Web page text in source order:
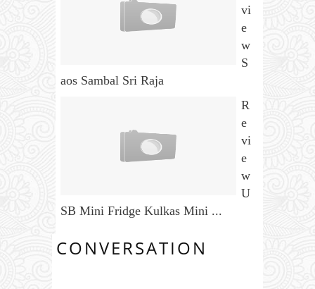
vi
e
w
S
aos Sambal Sri Raja
R
e
vi
e
w
U
SB Mini Fridge Kulkas Mini ...
CONVERSATION